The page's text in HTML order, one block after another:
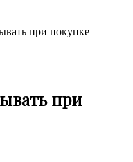
при покупке
при